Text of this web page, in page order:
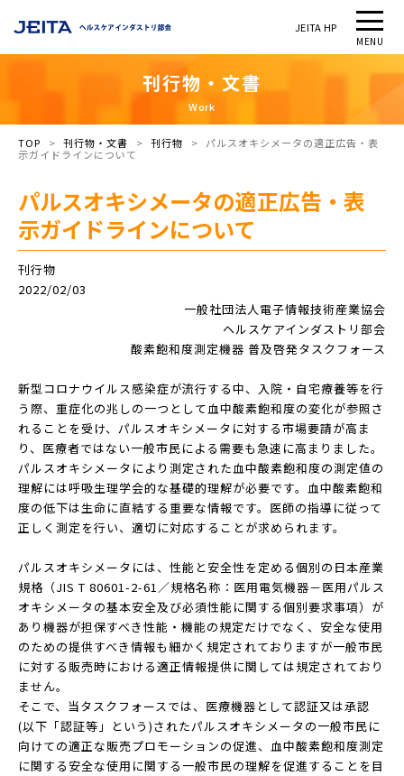
JEITA HP
MENU
刊行物 ・ 文書
Work
TOP > 刊行物・文書​ > 刊行物​ >
パルスオキシメータの適正広告・表
示ガイドラインについて
パルスオキシメータの適正広告・表
示ガイドラインについて
刊行物​
2022/02/03
一般社団法人電子情報技術産業協会
ヘルスケアインダストリ部会
酸素飽和度測定機器 普及啓発タスクフォース
新型コロナウイルス感染症が流行する中、入院・自宅療養等を行
う際、重症化の兆しの一つとして血中酸素飽和度の変化が参照さ
れることを受け、パルスオキシメータに対する市場要請が高ま
り、医療者ではない一般市民による需要も急速に高まりました。
パルスオキシメータにより測定された血中酸素飽和度の測定値の
理解には呼吸生理学会的な基礎的理解が必要です。血中酸素飽和
度の低下は生命に直結する重要な情報です。医師の指導に従って
正しく測定を行い、適切に対応することが求められます。
パルスオキシメータには、性能と安全性を定める個別の日本産業
規格（JIS T 80601-2-61／規格名称：医用電気機器－医用パルス
オキシメータの基本安全及び必須性能に関する個別要求事項）が
あり機器が担保すべき性能・機能の規定だけでなく、安全な使用
のための提供すべき情報も細かく規定されておりますが一般市民
に対する販売時における適正情報提供に関しては規定されており
ません。
そこで、当タスクフォースでは、医療機器として認証又は承認
(以下「認証等」という)されたパルスオキシメータの一般市民に
向けての適正な販売プロモーションの促進、血中酸素飽和度測定
に関する安全な使用に関する一般市民の理解を促進することを目